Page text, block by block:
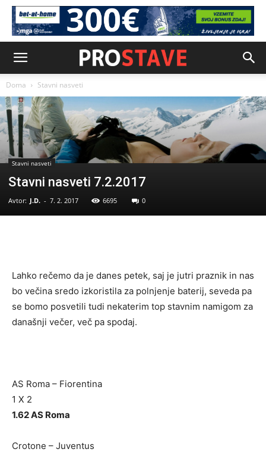
Doma Stavni nasveti
Stavni nasveti
Stavni nasveti 7.2.2017
Avtor: J.D. - 7. 2. 2017 6695 0
Lahko rečemo da je danes petek, saj je jutri praznik in nas
bo večina sredo izkoristila za polnjenje baterij, seveda pa
se bomo posvetili tudi nekaterim top stavnim namigom za
današnji večer, več pa spodaj.
AS Roma – Fiorentina
1 X 2
1.62 AS Roma
Crotone – Juventus